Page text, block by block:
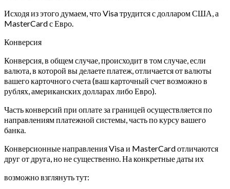
Исходя из этого думаем, что Visa трудится с долларом США, а
MasterCard с Евро.
Конверсия
Конверсия, в общем случае, происходит в том случае, если
валюта, в которой вы делаете платеж, отличается от валюты
вашего карточного счета (ваш карточный счет возможно в
рублях, американских долларах либо Евро).
Часть конверсий при оплате за границей осуществляется по
направлениям платежной системы, часть по курсу вашего
банка.
Конверсионные направления Visa и MasterCard отличаются
друг от друга, но не существенно. На конкретные даты их
возможно взглянуть тут: